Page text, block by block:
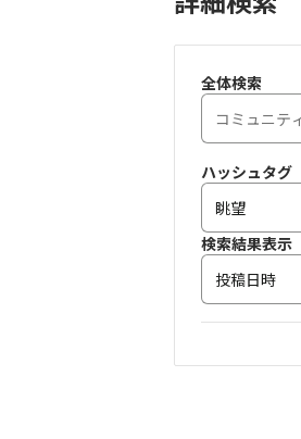
全体検索
ハッシュタグ
検索結果表示
投稿日時